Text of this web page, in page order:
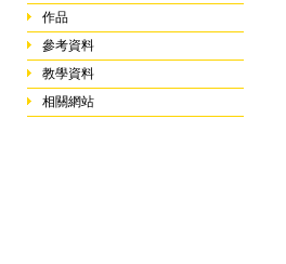
作品
參考資料
教學資料
相關網站